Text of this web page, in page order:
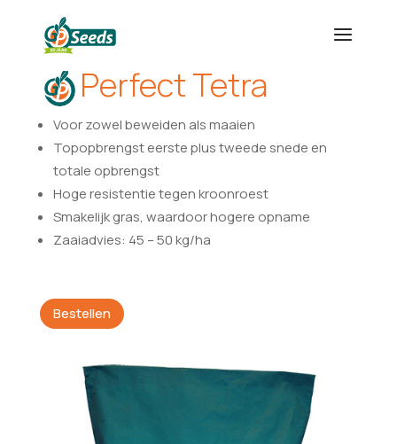
Perfect Tetra
Voor zowel beweiden als maaien
Topopbrengst eerste plus tweede snede en
totale opbrengst
Hoge resistentie tegen kroonroest
Smakelijk gras, waardoor hogere opname
Zaaiadvies: 45 – 50 kg/ha
Bestellen